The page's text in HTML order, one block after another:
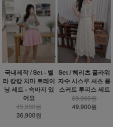
국내제작 / Set - 벨
라 캉캉 치마 트레이
닝 세트 - 속바지 있
어요
45,900원
36,900원
Set / 헤리츠 플라워
자수 시스루 셔츠 롱
스커트 투피스 세트
69,900원
49,900원